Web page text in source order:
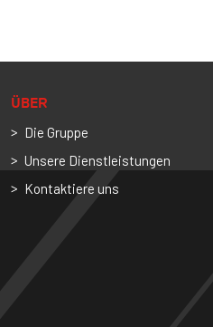
ÜBER
Die Gruppe
Unsere Dienstleistungen
Kontaktiere uns